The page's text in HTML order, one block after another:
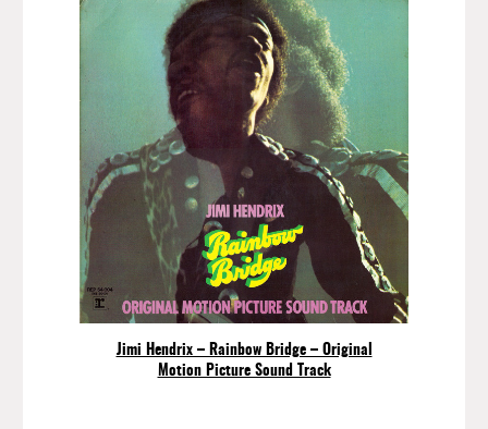
Jimi Hendrix – Rainbow Bridge – Original
Motion Picture Sound Track